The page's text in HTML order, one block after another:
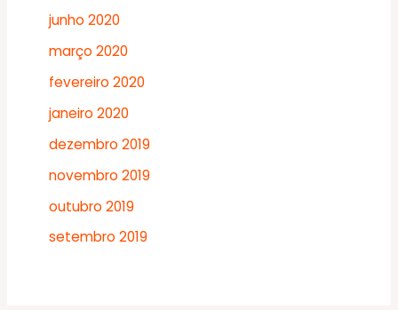
junho 2020
março 2020
fevereiro 2020
janeiro 2020
dezembro 2019
novembro 2019
outubro 2019
setembro 2019